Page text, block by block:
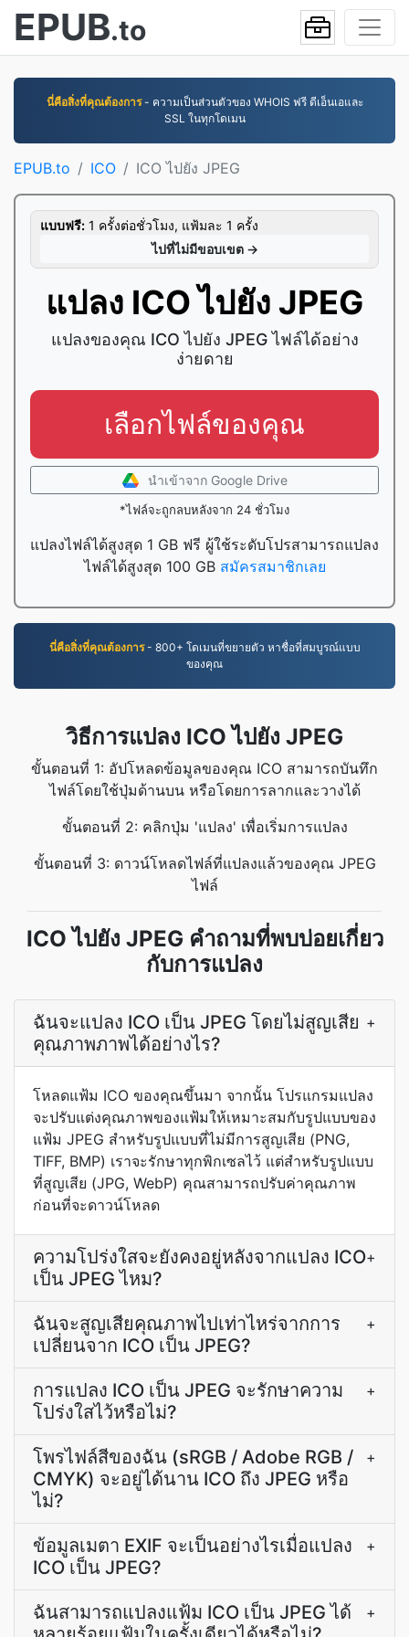
EPUB.to
นี่คือสิ่งที่คุณต้องการ- ความเป็นส่วนตัวของ WHOIS ฟรี ดีเอ็นเอและ
SSL ในทุกโดเมน
EPUB.to ICO ICO ไปยัง JPEG
แบบฟรี: 1 ครั้งต่อชั่วโมง, แฟ้มละ 1 ครั้ง
ไปที่ไม่มีขอบเขต →
แปลง ICO ไปยัง JPEG
แปลงของคุณ ICO ไปยัง JPEG ไฟล์ได้อย่าง
ง่ายดาย
เลือกไฟล์ของคุณ
นำเข้าจาก Google Drive
*ไฟล์จะถูกลบหลังจาก 24 ชั่วโมง
แปลงไฟล์ได้สูงสุด 1 GB ฟรี ผู้ใช้ระดับโปรสามารถแปลง
ไฟล์ได้สูงสุด 100 GB สมัครสมาชิกเลย
นี่คือสิ่งที่คุณต้องการ- 800+ โดเมนที่ขยายตัว หาชื่อที่สมบูรณ์แบบ
ของคุณ
วิธีการแปลง ICO ไปยัง JPEG
ขั้นตอนที่ 1: อัปโหลดข้อมูลของคุณ ICO สามารถบันทึก
ไฟล์โดยใช้ปุ่มด้านบน หรือโดยการลากและวางได้
ขั้นตอนที่ 2: คลิกปุ่ม 'แปลง' เพื่อเริ่มการแปลง
ขั้นตอนที่ 3: ดาวน์โหลดไฟล์ที่แปลงแล้วของคุณ JPEG
ไฟล์
ICO ไปยัง JPEG คำถามที่พบบ่อยเกี่ยว
กับการแปลง
ฉันจะแปลง ICO เป็น JPEG โดยไม่สูญเสีย
คุณภาพภาพได้อย่างไร?
+
โหลดแฟ้ม ICO ของคุณขึ้นมา จากนั้น โปรแกรมแปลง
จะปรับแต่งคุณภาพของแฟ้มให้เหมาะสมกับรูปแบบของ
แฟ้ม JPEG สำหรับรูปแบบที่ไม่มีการสูญเสีย (PNG,
TIFF, BMP) เราจะรักษาทุกพิกเซลไว้ แต่สำหรับรูปแบบ
ที่สูญเสีย (JPG, WebP) คุณสามารถปรับค่าคุณภาพ
ก่อนที่จะดาวน์โหลด
ความโปร่งใสจะยังคงอยู่หลังจากแปลง ICO
เป็น JPEG ไหม?
+
ฉันจะสูญเสียคุณภาพไปเท่าไหร่จากการ
เปลี่ยนจาก ICO เป็น JPEG?
+
การแปลง ICO เป็น JPEG จะรักษาความ
โปร่งใสไว้หรือไม่?
+
โพรไฟล์สีของฉัน (sRGB / Adobe RGB /
CMYK) จะอยู่ได้นาน ICO ถึง JPEG หรือ
ไม่?
+
ข้อมูลเมตา EXIF จะเป็นอย่างไรเมื่อแปลง
ICO เป็น JPEG?
+
ฉันสามารถแปลงแฟ้ม ICO เป็น JPEG ได้
+